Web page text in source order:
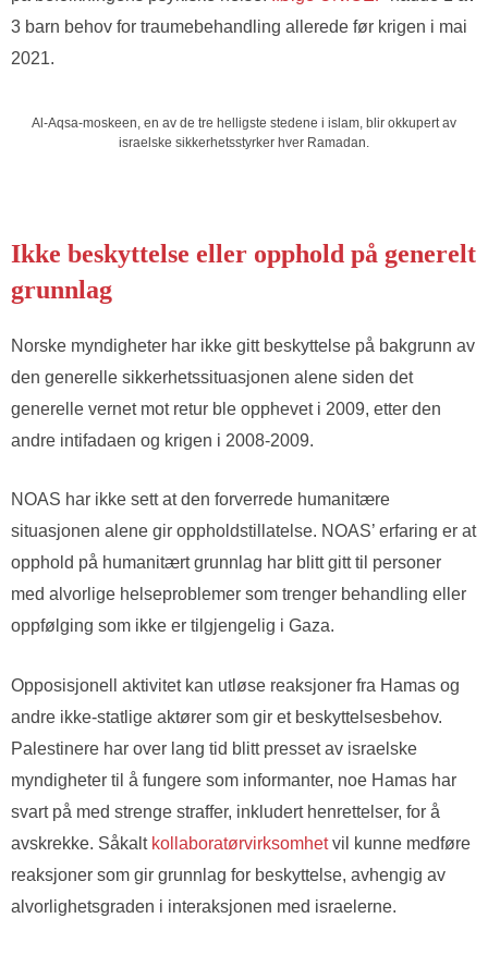
3 barn behov for traumebehandling allerede før krigen i mai
2021.
Al-Aqsa-moskeen, en av de tre helligste stedene i islam, blir okkupert av
israelske sikkerhetsstyrker hver Ramadan.
Ikke beskyttelse eller opphold på generelt
grunnlag
Norske myndigheter har ikke gitt beskyttelse på bakgrunn av
den generelle sikkerhetssituasjonen alene siden det
generelle vernet mot retur ble opphevet i 2009, etter den
andre intifadaen og krigen i 2008-2009.
NOAS har ikke sett at den forverrede humanitære
situasjonen alene gir oppholdstillatelse. NOAS’ erfaring er at
opphold på humanitært grunnlag har blitt gitt til personer
med alvorlige helseproblemer som trenger behandling eller
oppfølging som ikke er tilgjengelig i Gaza.
Opposisjonell aktivitet kan utløse reaksjoner fra Hamas og
andre ikke-statlige aktører som gir et beskyttelsesbehov.
Palestinere har over lang tid blitt presset av israelske
myndigheter til å fungere som informanter, noe Hamas har
svart på med strenge straffer, inkludert henrettelser, for å
avskrekke. Såkalt kollaboratørvirksomhetvil kunne medføre
reaksjoner som gir grunnlag for beskyttelse, avhengig av
alvorlighetsgraden i interaksjonen med israelerne.